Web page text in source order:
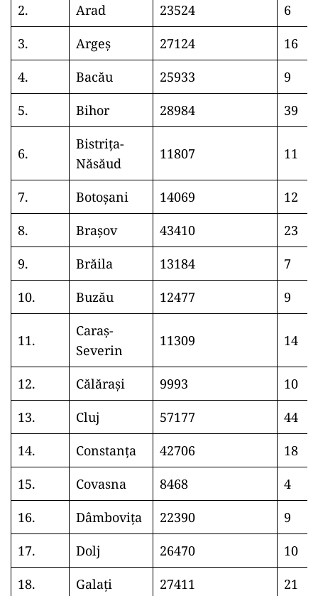
2.
Arad 23524
6
3.
Argeș 27124
16
4.
Bacău 25933
9
5.
Bihor 28984 39
6.
Bistrița-
Năsăud
11807 11
7. Botoșani 14069
12
8.
Brașov 43410
23
9.
Brăila 13184
7
10.
Buzău 12477 9
11.
Caraș-
Severin
11309 14
12. Călărași 9993
10
13.
Cluj 57177
44
14.
Constanța 42706
18
15.
Covasna 8468
4
16.
Dâmbovița 22390
9
17.
Dolj 26470
10
18.
Galați 27411
21